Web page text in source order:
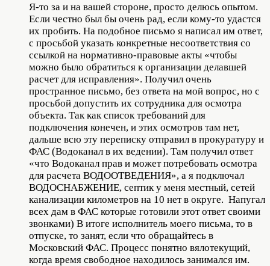
Я-то за и на вашей стороне, просто делюсь опытом.
Если честно был бы очень рад, если кому-то удастся
их пробить. На подобное письмо я написал им ответ,
с просьбой указать конкретные несоответствия со
ссылкой на нормативно-правовые акты «чтобы
можно было обратиться к организации делавшей
расчет для исправления». Получил очень
пространное письмо, без ответа на мой вопрос, но с
просьбой допустить их сотрудника для осмотра
объекта. Так как список требований для
подключения конечен, и этих осмотров там нет,
дальше всю эту переписку отправил в прокуратуру и
ФАС (Водоканал в их ведении). Там получил ответ
«что Водоканал прав и может потребовать осмотра
для расчета ВОДООТВЕДЕНИЯ», а я подключал
ВОДОСНАБЖЕНИЕ, септик у меня местный, сетей
канализации километров на 10 нет в округе. Напугал
всех дам в ФАС которые готовили этот ответ своими
звонками) В итоге исполнитель моего письма, то в
отпуске, то занят, если что обращайтесь в
Московский ФАС. Процесс понятно вялотекущий,
когда время свободное находилось занимался им.